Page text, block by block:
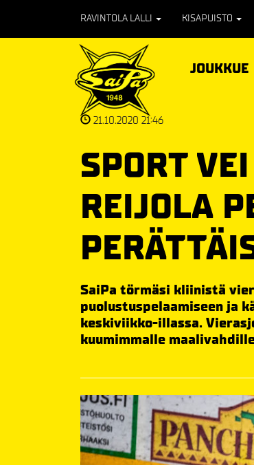
RAVINTOLA LALLI KISAPUISTO
JOUKKUE
21.10.2020 21:46
SPORT
REIJOLA
SaiPa törmäsi kliinistä
puolustuspelaamiseen ja
keskiviikko-illassa.
kuumimmalle